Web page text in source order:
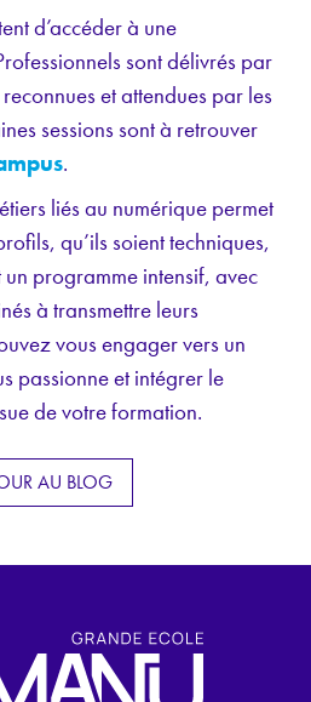
d’accéder à une
sont délivrés par
et attendues par les
sessions sont à retrouver
.
liés au numérique permet
qu’ils soient techniques,
programme intensif, avec
à transmettre leurs
vous engager vers un
passionne et intégrer le
de votre formation.
AU BLOG